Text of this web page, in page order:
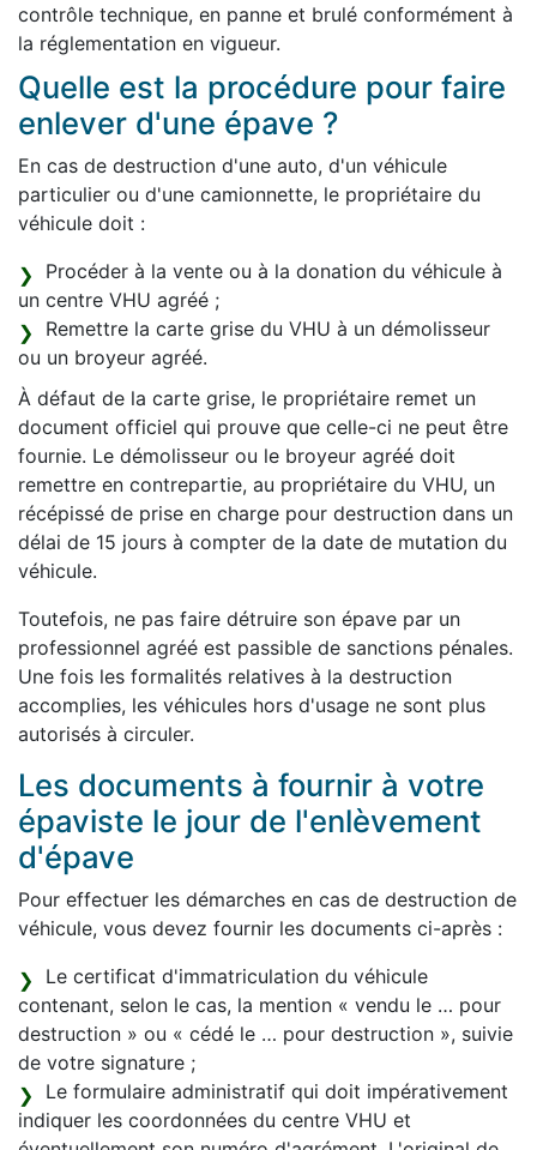
contrôle technique, en panne et brulé conformément à
la réglementation en vigueur.
Quelle est la procédure pour faire
enlever d'une épave ?
En cas de destruction d'une auto, d'un véhicule
particulier ou d'une camionnette, le propriétaire du
véhicule doit :
Procéder à la vente ou à la donation du véhicule à
un centre VHU agréé ;
Remettre la carte grise du VHU à un démolisseur
ou un broyeur agréé.
À défaut de la carte grise, le propriétaire remet un
document officiel qui prouve que celle-ci ne peut être
fournie. Le démolisseur ou le broyeur agréé doit
remettre en contrepartie, au propriétaire du VHU, un
récépissé de prise en charge pour destruction dans un
délai de 15 jours à compter de la date de mutation du
véhicule.
Toutefois, ne pas faire détruire son épave par un
professionnel agréé est passible de sanctions pénales.
Une fois les formalités relatives à la destruction
accomplies, les véhicules hors d'usage ne sont plus
autorisés à circuler.
Les documents à fournir à votre
épaviste le jour de l'enlèvement
d'épave
Pour effectuer les démarches en cas de destruction de
véhicule, vous devez fournir les documents ci-après :
Le certificat d'immatriculation du véhicule
contenant, selon le cas, la mention « vendu le … pour
destruction » ou « cédé le … pour destruction », suivie
de votre signature ;
Le formulaire administratif qui doit impérativement
indiquer les coordonnées du centre VHU et